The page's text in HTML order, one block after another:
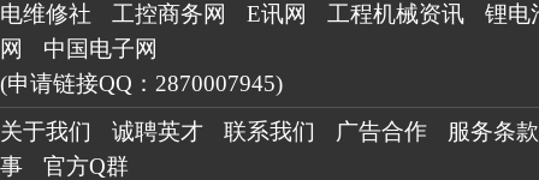
电维修社
工控商务网 E讯网 工程机械资讯
锂电
网
中国电子网
(申请链接QQ：2870007945)
关于我们
诚聘英才 联系我们 广告合作
服务条款
事
官方Q群